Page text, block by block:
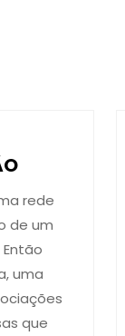
rede
de um
uma
que